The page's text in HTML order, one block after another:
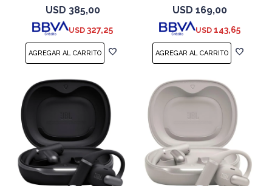
Negro
USD 385,00
USD 327,25
Blanco
USD 169,00
USD 143,65